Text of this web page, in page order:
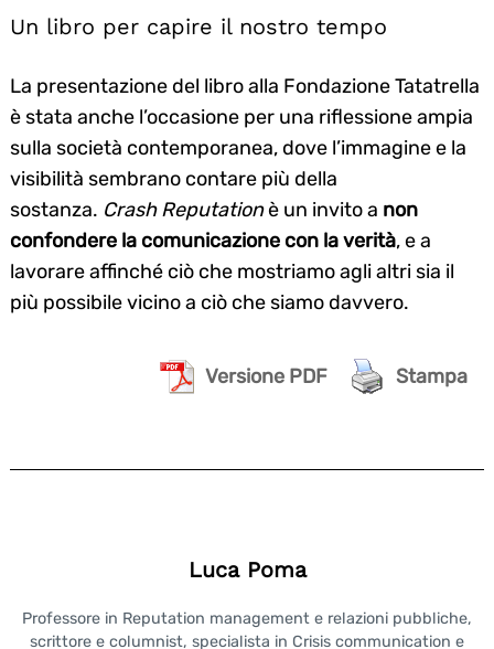
Un libro per capire il nostro tempo
La presentazione del libro alla Fondazione Tatatrella
è stata anche l’occasione per una riflessione ampia
sulla società contemporanea, dove l’immagine e la
visibilità sembrano contare più della
sostanza. Crash Reputationè un invito a non
confondere la comunicazione con la verità, e a
lavorare affinché ciò che mostriamo agli altri sia il
più possibile vicino a ciò che siamo davvero.
Versione PDF Stampa
Luca Poma
Professore in Reputation management e relazioni pubbliche,
scrittore e columnist, specialista in Crisis communication e
for: